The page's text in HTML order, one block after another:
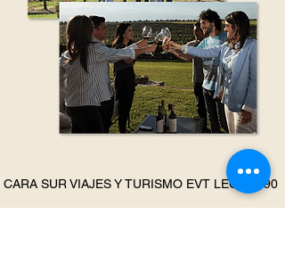
CARA SUR VIAJES Y TURISMO EVT LEG 18390